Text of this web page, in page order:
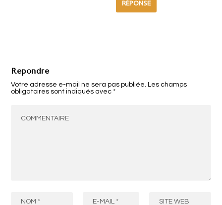
RÉPONSE
Répondre
Votre adresse e-mail ne sera pas publiée. Les champs
obligatoires sont indiqués avec*